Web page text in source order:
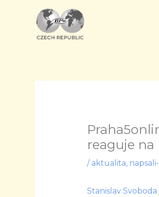
reaguje
/ aktualita,
Stanislav Svoboda